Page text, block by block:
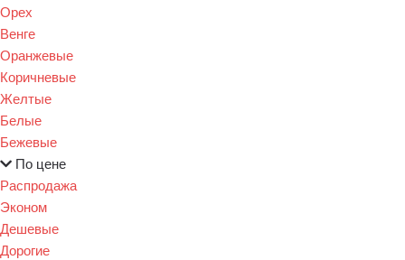
Орех
Венге
Оранжевые
Коричневые
Желтые
Белые
Бежевые
По цене
Распродажа
Эконом
Дешевые
Дорогие